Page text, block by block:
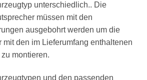
unterschiedlich.. Die
müssen mit den
ausgebohrt werden um die
mit den im Lieferumfang enthaltenen
montieren.
und den passenden